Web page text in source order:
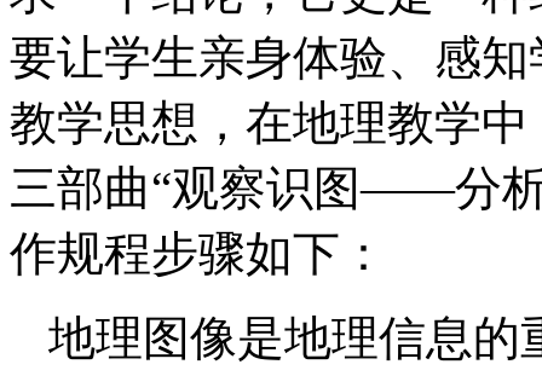
要让学生亲身体验、感
教学思想，在地理教学
三部曲“观察识图——分
作规程步骤如下：
地理图像是地理信息的